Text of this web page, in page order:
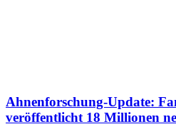
Ahnenforschung-Update:
veröffentlicht 18 Millionen